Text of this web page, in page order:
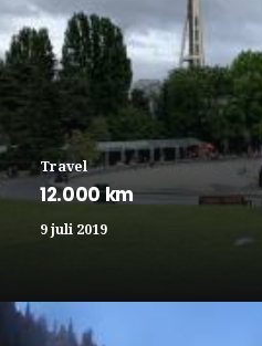
Travel
12.000 km
9 juli 2019